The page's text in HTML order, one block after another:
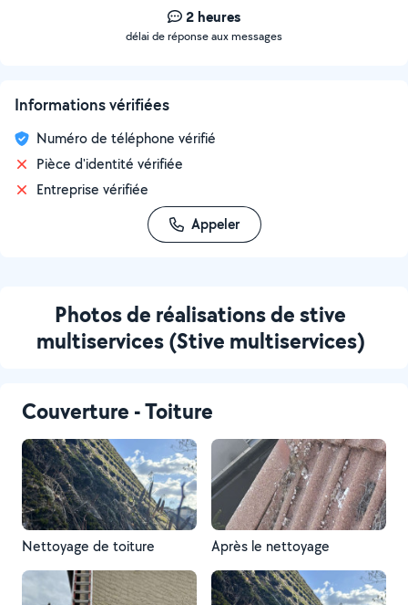
2 heures
délai de réponse aux messages
Informations vérifiées
Numéro de téléphone vérifié
Pièce d'identité vérifiée
Entreprise vérifiée
Appeler
Photos de réalisations de stive
multiservices (Stive multiservices)
Couverture - Toiture
Nettoyage de toiture Après le nettoyage